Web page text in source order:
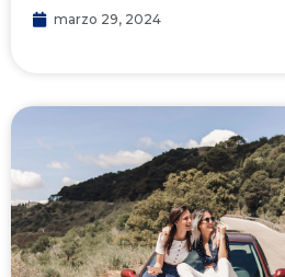
marzo 29, 2024